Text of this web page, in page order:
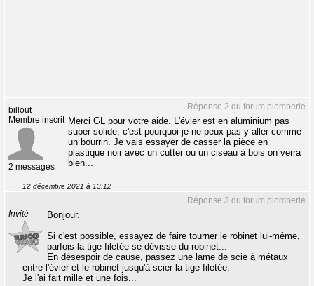
Réponse 2 du forum plomberie
billout
Membre inscrit
2 messages
Merci GL pour votre aide. L'évier est en aluminium pas
super solide, c'est pourquoi je ne peux pas y aller comme
un bourrin. Je vais essayer de casser la pièce en
plastique noir avec un cutter ou un ciseau à bois on verra
bien...
12 décembre 2021 à 13:12
Réponse 3 du forum plomberie
Invité
Bonjour.
Si c'est possible, essayez de faire tourner le robinet lui-même,
parfois la tige filetée se dévisse du robinet...
En désespoir de cause, passez une lame de scie à métaux
entre l'évier et le robinet jusqu'à scier la tige filetée.
Je l'ai fait mille et une fois...